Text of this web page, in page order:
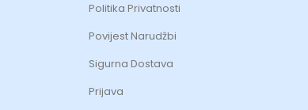
Politika Privatnosti
Povijest Narudžbi
Sigurna Dostava
Prijava